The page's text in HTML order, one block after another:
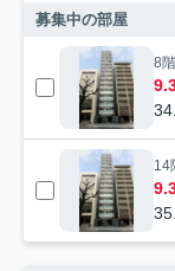
募集中の部屋
8階
14